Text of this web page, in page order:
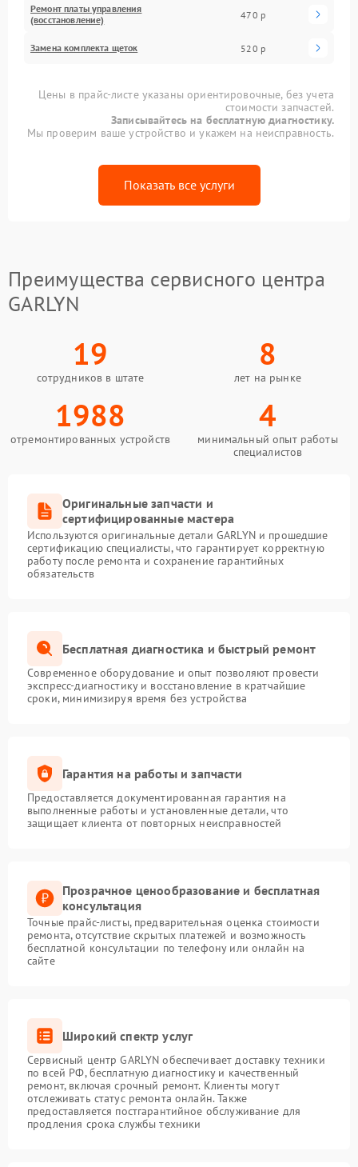
Ремонт платы управления
(восстановление)
470 р
Замена комплекта щеток 520 р
Цены в прайс-листе указаны ориентировочные, без учета
стоимости запчастей.
Записывайтесь на бесплатную диагностику.
Мы проверим ваше устройство и укажем на неисправность.
Показать все услуги
Преимущества сервисного центра
GARLYN
19
сотрудников в штате
8
лет на рынке
1988
отремонтированных устройств
4
минимальный опыт работы
специалистов
Оригинальные запчасти и
сертифицированные мастера
Используются оригинальные детали GARLYN и прошедшие
сертификацию специалисты, что гарантирует корректную
работу после ремонта и сохранение гарантийных
обязательств
Бесплатная диагностика и быстрый ремонт
Современное оборудование и опыт позволяют провести
экспресс-диагностику и восстановление в кратчайшие
сроки, минимизируя время без устройства
Гарантия на работы и запчасти
Предоставляется документированная гарантия на
выполненные работы и установленные детали, что
защищает клиента от повторных неисправностей
Прозрачное ценообразование и бесплатная
консультация
Точные прайс-листы, предварительная оценка стоимости
ремонта, отсутствие скрытых платежей и возможность
бесплатной консультации по телефону или онлайн на
сайте
Широкий спектр услуг
Сервисный центр GARLYN обеспечивает доставку техники
по всей РФ, бесплатную диагностику и качественный
ремонт, включая срочный ремонт. Клиенты могут
отслеживать статус ремонта онлайн. Также
предоставляется постгарантийное обслуживание для
продления срока службы техники